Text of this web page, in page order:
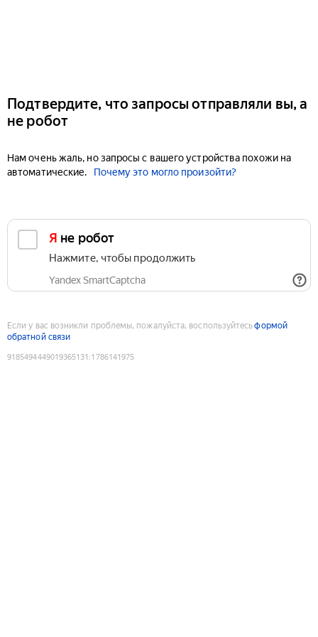
Подтвердите, что запросы отправляли вы, а
не робот
Нам очень жаль, но запросы с вашего устройства похожи на
автоматические.
Почему это могло произойти?
Я не робот
Нажмите, чтобы продолжить
Yandex SmartCaptcha
Если у вас возникли проблемы, пожалуйста, воспользуйтесьформой
обратной связи
9185494449019365131 :1786141975